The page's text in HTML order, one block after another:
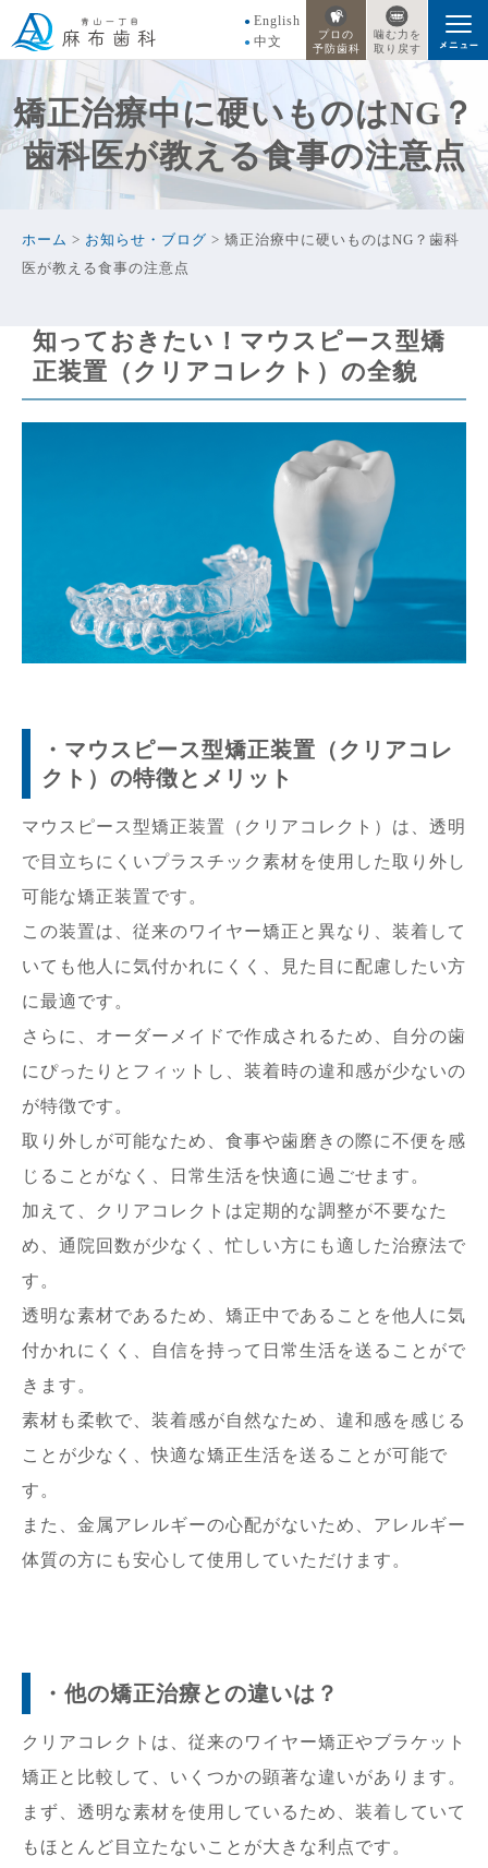
English
中文
プロの
予防歯科
噛む力を
取り戻す
矯正治療中に硬いものはNG？
歯科医が教える食事の注意点
ホーム > お知らせ・ブログ > 矯正治療中に硬いものはNG？歯科
医が教える食事の注意点
知っておきたい！マウスピース型矯
正装置（クリアコレクト）の全貌
・マウスピース型矯正装置（クリアコレ
クト）の特徴とメリット
マウスピース型矯正装置（クリアコレクト）は、透明
で目立ちにくいプラスチック素材を使用した取り外し
可能な矯正装置です。
この装置は、従来のワイヤー矯正と異なり、装着して
いても他人に気付かれにくく、見た目に配慮したい方
に最適です。
さらに、オーダーメイドで作成されるため、自分の歯
にぴったりとフィットし、装着時の違和感が少ないの
が特徴です。
取り外しが可能なため、食事や歯磨きの際に不便を感
じることがなく、日常生活を快適に過ごせます。
加えて、クリアコレクトは定期的な調整が不要なた
め、通院回数が少なく、忙しい方にも適した治療法で
す。
透明な素材であるため、矯正中であることを他人に気
付かれにくく、自信を持って日常生活を送ることがで
きます。
素材も柔軟で、装着感が自然なため、違和感を感じる
ことが少なく、快適な矯正生活を送ることが可能で
す。
また、金属アレルギーの心配がないため、アレルギー
体質の方にも安心して使用していただけます。
・他の矯正治療との違いは？
クリアコレクトは、従来のワイヤー矯正やブラケット
矯正と比較して、いくつかの顕著な違いがあります。
まず、透明な素材を使用しているため、装着していて
もほとんど目立たないことが大きな利点です。